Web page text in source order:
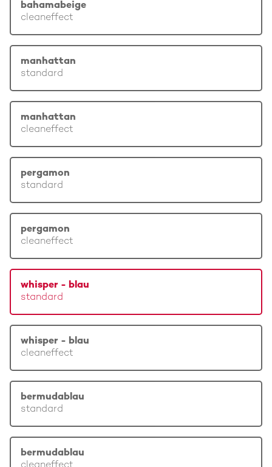
bahamabeige
cleaneffect
manhattan
standard
manhattan
cleaneffect
pergamon
standard
pergamon
cleaneffect
whisper - blau
standard
whisper - blau
cleaneffect
bermudablau
standard
bermudablau